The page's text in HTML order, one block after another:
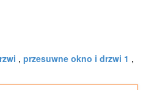
, przesuwne okno i drzwi 1 ,